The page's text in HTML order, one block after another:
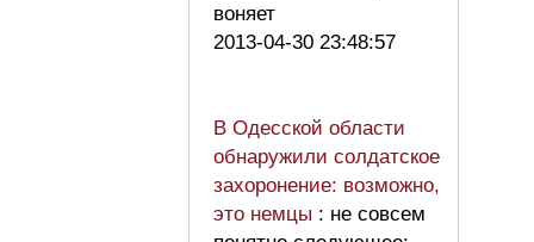
воняет
2013-04-30 23:48:57
В Одесской области
обнаружили солдатское
захоронение: возможно,
это немцы : не совсем